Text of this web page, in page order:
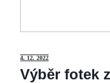
4. 12. 2022
Výběr fotek